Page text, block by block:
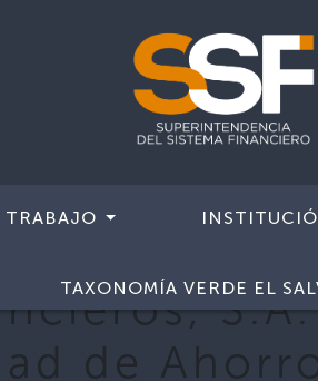
TRABAJO
TAXONOMÍA VERDE EL
de